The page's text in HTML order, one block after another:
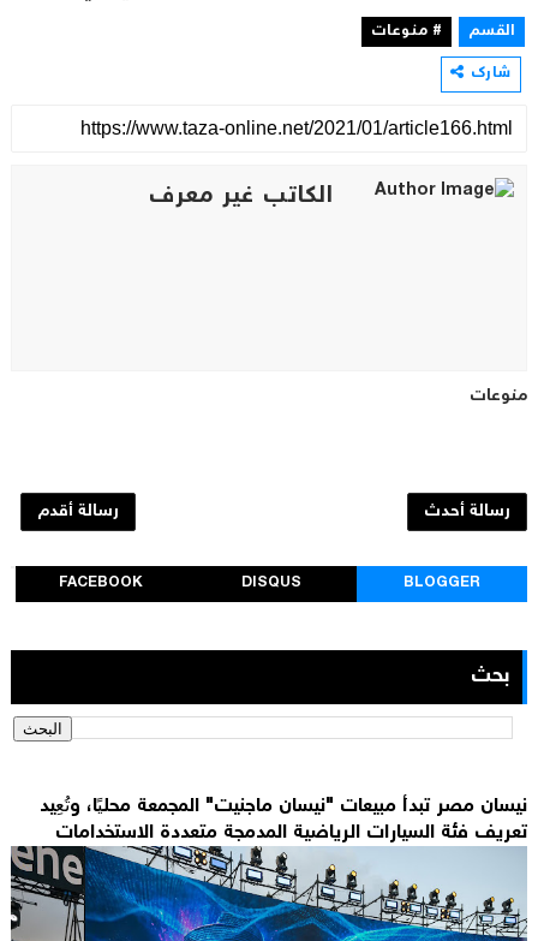
القسم
# منوعات
شارك
الكاتب غير معرف
منوعات
رسالة أحدث رسالة أقدم
BLOGGER
DISQUS
FACEBOOK
بحث
نيسان مصر تبدأ مبيعات "نيسان ماجنيت" المجمعة محليًا، وتُعِيد
تعريف فئة السيارات الرياضية المدمجة متعددة الاستخدامات